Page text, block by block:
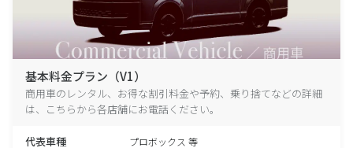
基本料金プラン（V1）
商用車のレンタル、お得な割引料金や予約、乗り捨てなどの詳細
は、こちらから各店舗にお電話ください。
代表車種 プロボックス 等